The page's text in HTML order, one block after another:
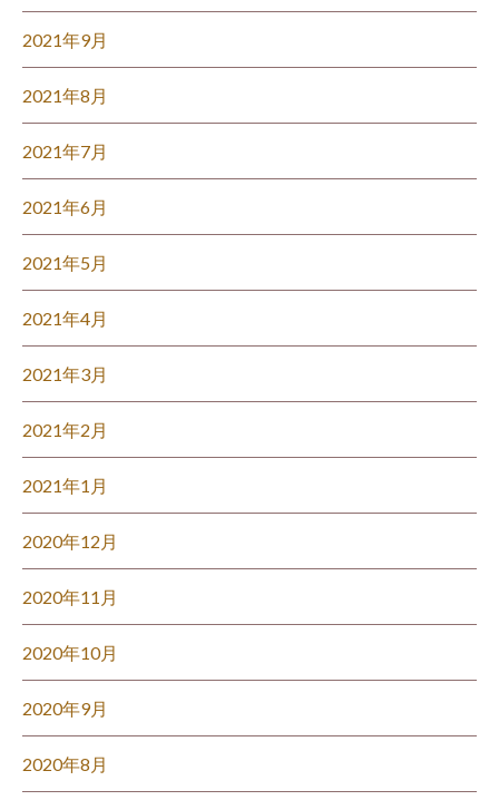
2021年9月
2021年8月
2021年7月
2021年6月
2021年5月
2021年4月
2021年3月
2021年2月
2021年1月
2020年12月
2020年11月
2020年10月
2020年9月
2020年8月